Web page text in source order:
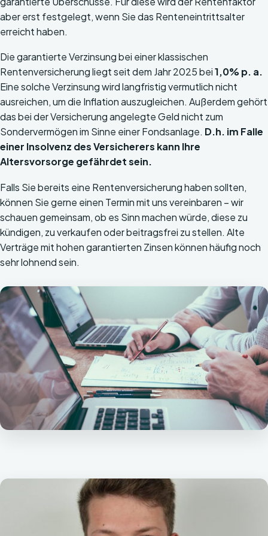
aber erst festgelegt, wenn Sie das Renteneintrittsalter
erreicht haben.
Die garantierte Verzinsung bei einer klassischen
Rentenversicherung liegt seit dem Jahr 2025 bei1,0% p. a.
Eine solche Verzinsung wird langfristig vermutlich nicht
ausreichen, um die Inflation auszugleichen. Außerdem gehört
das bei der Versicherung angelegte Geld nicht zum
Sondervermögen im Sinne einer Fondsanlage. D.h. im Falle
einer Insolvenz des Versicherers kann Ihre
Altersvorsorge gefährdet sein.
Falls Sie bereits eine Rentenversicherung haben sollten,
können Sie gerne einen Termin mit uns vereinbaren – wir
schauen gemeinsam, ob es Sinn machen würde, diese zu
kündigen, zu verkaufen oder beitragsfrei zu stellen. Alte
Verträge mit hohen garantierten Zinsen können häufig noch
sehr lohnend sein.